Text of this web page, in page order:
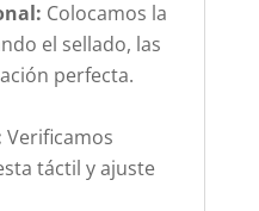
Colocamos la
el sellado, las
perfecta.
Verificamos
táctil y ajuste